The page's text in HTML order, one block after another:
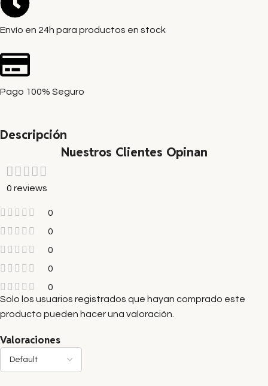
Envío en 24h para productos en stock
Pago 100% Seguro
Descripción
Nuestros Clientes Opinan
0 reviews
0
0
0
0
0
Valoraciones
Solo los usuarios registrados que hayan comprado este
producto pueden hacer una valoración.